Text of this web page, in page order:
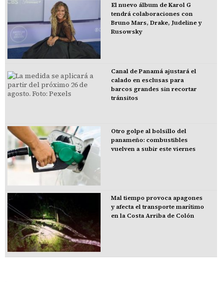
El nuevo álbum de Karol G
tendrá colaboraciones con
Bruno Mars, Drake, Judeline y
Rusowsky
Canal de Panamá ajustará el
calado en esclusas para
barcos grandes sin recortar
tránsitos
Otro golpe al bolsillo del
panameño: combustibles
vuelven a subir este viernes
Mal tiempo provoca apagones
y afecta el transporte marítimo
en la Costa Arriba de Colón